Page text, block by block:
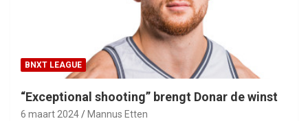
BNXT LEAGUE
“Exceptional shooting” brengt Donar de winst
6 maart 2024 Mannus Etten